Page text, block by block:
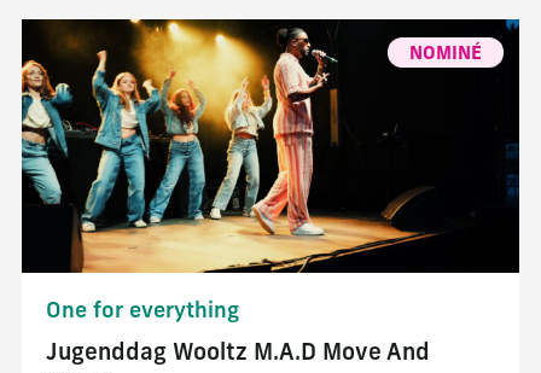
NOMINÉ
One for everything
Jugenddag Wooltz M.A.D Move And